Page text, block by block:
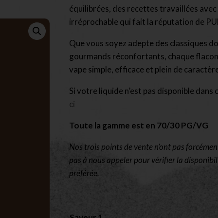
équilibrées, des recettes travaillées
irréprochable qui fait la réputation de
Que vous soyez adepte des classiques
gourmands réconfortants, chaque
vape simple, efficace et plein de
Si votre liquide n’est pas disponible
ci
Toute la gamme est en 70/30 PG/VG
Nos trois points de vente n’ont pas
pas à nous appeler pour vérifier la
préférée.